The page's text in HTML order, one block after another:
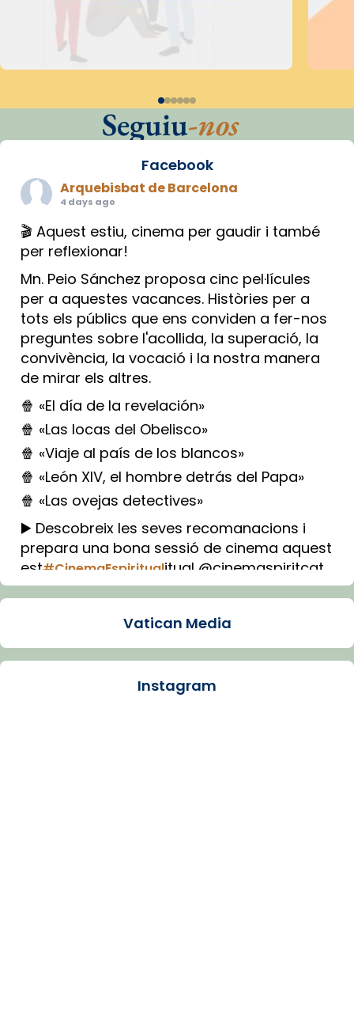
Seguiu-nos
Facebook
Arquebisbat de Barcelona
4 days ago
🎬 Aquest estiu, cinema per gaudir i també
per reflexionar!
Mn. Peio Sánchez proposa cinc pel·lícules
per a aquestes vacances. Històries per a
tots els públics que ens conviden a fer-nos
preguntes sobre l'acollida, la superació, la
convivència, la vocació i la nostra manera
de mirar els altres.
🍿 «El día de la revelación»
🍿 «Las locas del Obelisco»
🍿 «Viaje al país de los blancos»
🍿 «León XIV, el hombre detrás del Papa»
🍿 «Las ovejas detectives»
▶️ Descobreix les seves recomanacions i
prepara una bona sessió de cinema aquest
est#CinemaEspiritualitual @cinemaspiritcat
Imatge: Generada amb IA (OpenAI)
Arquebisbat de Barcelona
Vatican Media
Instagram